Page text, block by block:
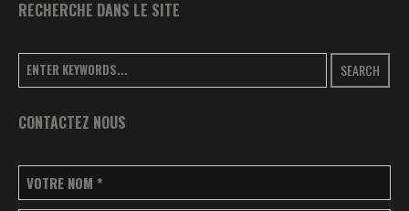
RECHERCHE DANS LE SITE
SEARCH
CONTACTEZ NOUS
VOTRE NOM *